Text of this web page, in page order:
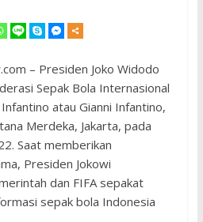
– Presiden Joko Widodo
Sepak Bola Internasional
atau Gianni Infantino,
Merdeka, Jakarta, pada
Saat memberikan
Presiden Jokowi
dan FIFA sepakat
sepak bola Indonesia